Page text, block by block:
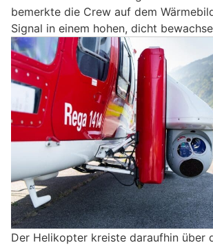
bemerkte die Crew auf dem
Signal in einem hohen, dicht
Der Helikopter kreiste daraufhin über